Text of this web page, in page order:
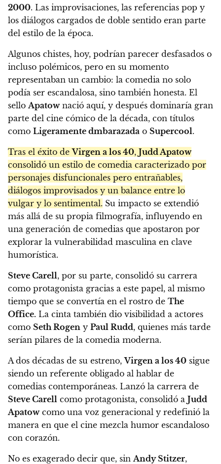
2000. Las improvisaciones, las referencias pop y
los diálogos cargados de doble sentido eran parte
del estilo de la época.
Algunos chistes, hoy, podrían parecer desfasados o
incluso polémicos, pero en su momento
representaban un cambio: la comedia no solo
podía ser escandalosa, sino también honesta. El
sello Apatownació aquí, y después dominaría gran
parte del cine cómico de la década, con títulos
como Ligeramente dmbarazada o Supercool.
Tras el éxito deVirgen a los 40, Judd Apatow
consolidó un estilo de comedia caracterizado por
personajes disfuncionales pero entrañables,
diálogos improvisados y un balance entre lo
vulgar y lo sentimental. Su impacto se extendió
más allá de su propia filmografía, influyendo en
una generación de comedias que apostaron por
explorar la vulnerabilidad masculina en clave
humorística.
Steve Carell, por su parte, consolidó su carrera
como protagonista gracias a este papel, al mismo
tiempo que se convertía en el rostro de The
Office. La cinta también dio visibilidad a actores
como Seth Rogen y Paul Rudd, quienes más tarde
serían pilares de la comedia moderna.
A dos décadas de su estreno,Virgen a los 40 sigue
siendo un referente obligado al hablar de
comedias contemporáneas. Lanzó la carrera de
Steve Carell como protagonista, consolidó a Judd
Apatowcomo una voz generacional y redefinió la
manera en que el cine mezcla humor escandaloso
con corazón.
No es exagerado decir que, sin Andy Stitzer,